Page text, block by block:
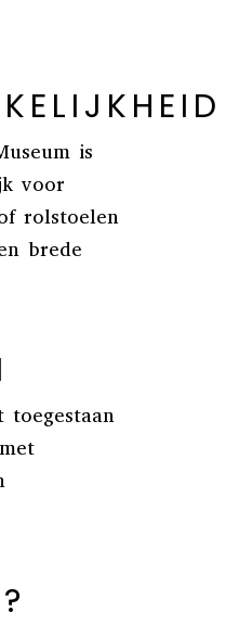
is
voor
rolstoelen
brede
toegestaan